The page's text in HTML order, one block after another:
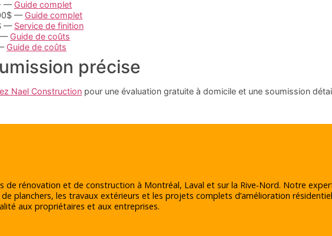
— Guide complet
— Guide complet
— Service de finition
— Guide de coûts
Guide de coûts
précise
Nael Construction pour une évaluation gratuite à domicile et une soumission
de rénovation et de construction à Montréal, Laval et sur la Rive‑Nord. Notre
planchers, les travaux extérieurs et les projets complets d’amélioration
aux propriétaires et aux entreprises.